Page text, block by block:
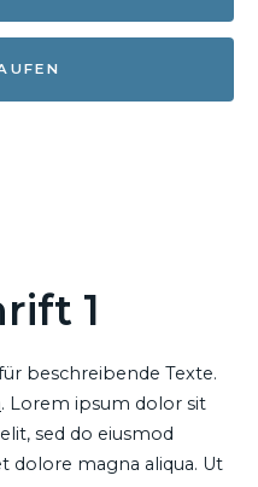
1
beschreibende Texte.
. Lorem ipsum dolor sit
sed do eiusmod
magna aliqua. Ut